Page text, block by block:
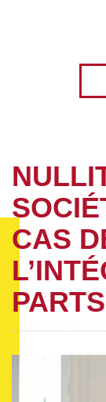
CAS
PARTS